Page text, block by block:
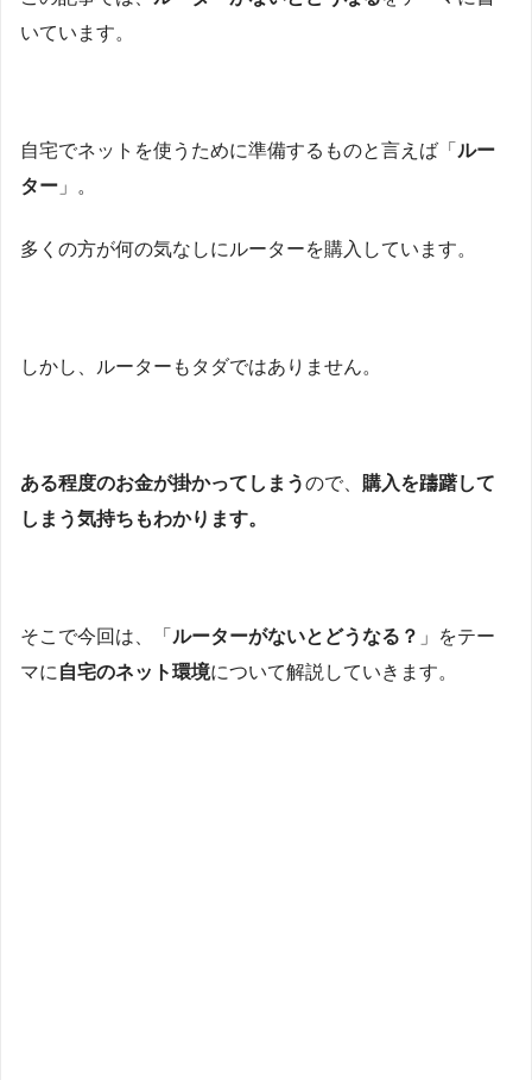
いています。
自宅でネットを使うために準備するものと言えば「 ルー
ター 」。
多くの方が何の気なしにルーターを購入しています。
しかし、ルーターもタダではありません。
ある程度のお金が掛かってしまうので、 購入を躊躇して
しまう気持ちもわかります。
そこで今回は、「 ルーターがないとどうなる？ 」をテー
マに 自宅のネット環境について解説していきます。